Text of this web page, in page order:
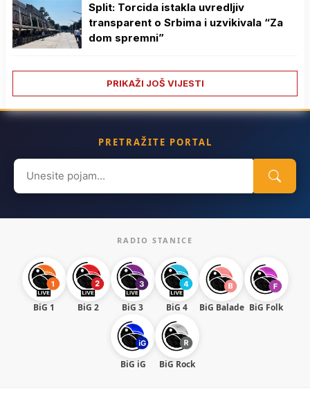
Split: Torcida istakla uvredljiv
transparent o Srbima i uzvikivala “Za
dom spremni”
PRIKAŽI JOŠ VIJESTI
PRETRAŽITE PORTAL
Search
for:
RADIO STANICE
BiG 1 BiG 2 BiG 3 BiG 4 BiG Balade BiG Folk
BiG iG BiG Rock